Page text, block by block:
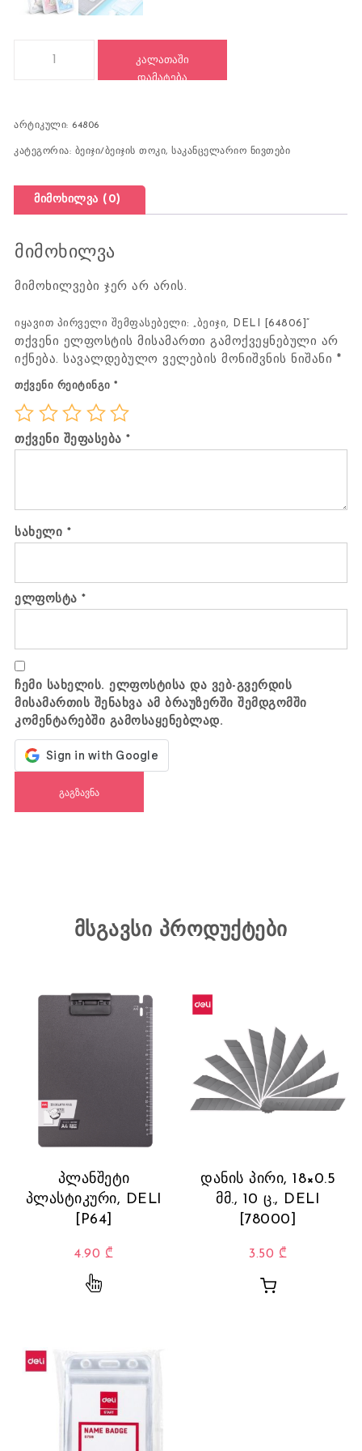
ᲙᲐᲚᲐᲗᲐᲨᲘ
ᲓᲐᲛᲐᲢᲔᲑᲐ
არტიკული: 64806
კატეგორია: ბეიჯი/ბეიჯის თოკი,საკანცელარიო ნივთები
მიმოხილვა (0)
მიმოხილვა
მიმოხილვები ჯერ არ არის.
იყავით პირველი შემფასებელი: „ბეიჯი, DELI [64806]“
თქვენი ელფოსტის მისამართი გამოქვეყნებული არ
იქნება. სავალდებულო ველების მონიშვნის ნიშანი *
თქვენი რეიტინგი*
თქვენი შეფასება*
სახელი *
ელფოსტა*
ჩემი სახელის. ელფოსტისა და ვებ-გვერდის
მისამართის შენახვა ამ ბრაუზერში შემდგომში
კომენტარებში გამოსაყენებლად.
მსგავსი პროდუქტები
პლანშეტი
პლასტიკური, DELI
[P64]
4.90 ₾
This product has multiple variants. The
დანის პირი, 18×0.5
მმ., 10 ც., DELI
[78000]
3.50 ₾